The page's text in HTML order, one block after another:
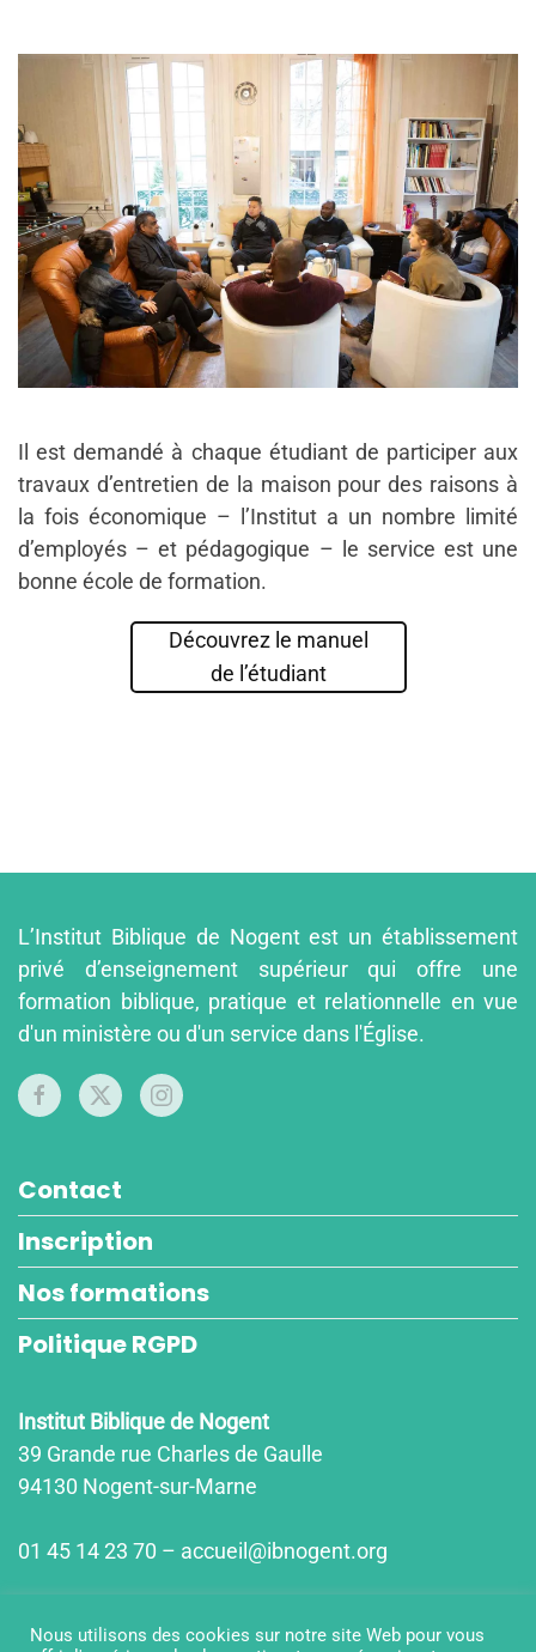
Il est demandé à chaque étudiant de participer aux
travaux d’entretien de la maison pour des raisons à
la fois économique – l’Institut a un nombre limité
d’employés – et pédagogique – le service est une
bonne école de formation.
Découvrez le manuel
de l’étudiant
L’Institut Biblique de Nogent est un établissement
privé d’enseignement supérieur qui offre une
formation biblique, pratique et relationnelle en vue
d'un ministère ou d'un service dans l'Église.
Contact
Inscription
Nos formations
Politique RGPD
Institut Biblique de Nogent
39 Grande rue Charles de Gaulle
94130 Nogent-sur-Marne
01 45 14 23 70 – accueil@ibnogent.org
Nous utilisons des cookies sur notre site Web pour vous